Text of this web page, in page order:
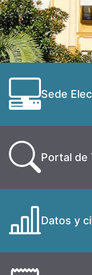
Sede
Portal de
Datos y